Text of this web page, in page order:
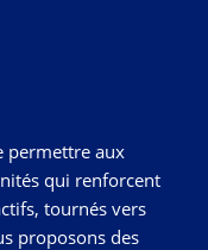
permettre aux
qui renforcent
tournés vers
proposons des